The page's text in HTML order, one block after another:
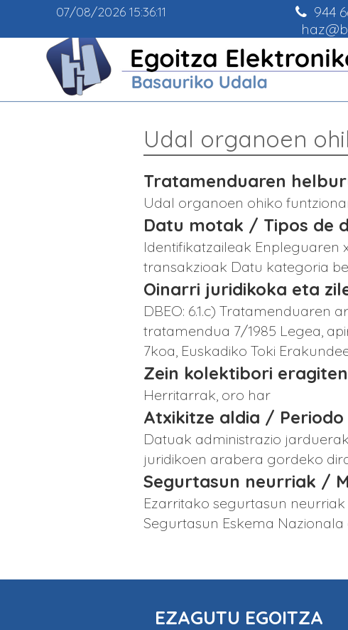
07/08/202615:36:11 944
Udal organoen
Tratamenduaren
Udal organoen ohiko
Datu motak / Tipos de
Identifikatzaileak
transakzioak Datu kategoria
Oinarri juridikoka eta
DBEO: 6.1.c)
tratamendua 7/1985 Legea,
7koa, Euskadiko Toki
Zein kolektibori
Herritarrak, oro har
Atxikitze aldia /
Datuak administrazio
juridikoen arabera gordeko
Segurtasun neurriak /
Ezarritako segurtasun
Segurtasun Eskema
EZAGUTU EGOITZA